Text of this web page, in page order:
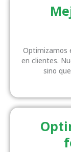
Optimizamos
en clientes.
sino